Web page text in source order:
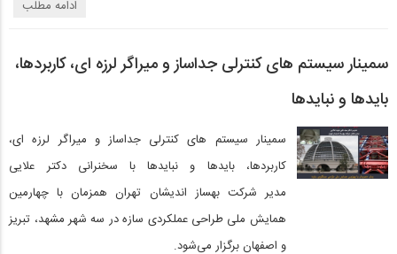
ادامه مطلب
سمینار سیستم های کنترلی جداساز و میراگر لرزه ای، کاربردها،
بایدها و نبایدها
سمینار سیستم های کنترلی جداساز و میراگر لرزه ای،
کاربردها، بایدها و نبایدها با سخنرانی دکتر علایی
مدیر شرکت بهساز اندیشان تهران همزمان با چهارمین
همایش ملی طراحی عملکردی سازه در سه شهر مشهد، تبریز
و اصفهان برگزار می‌شود.